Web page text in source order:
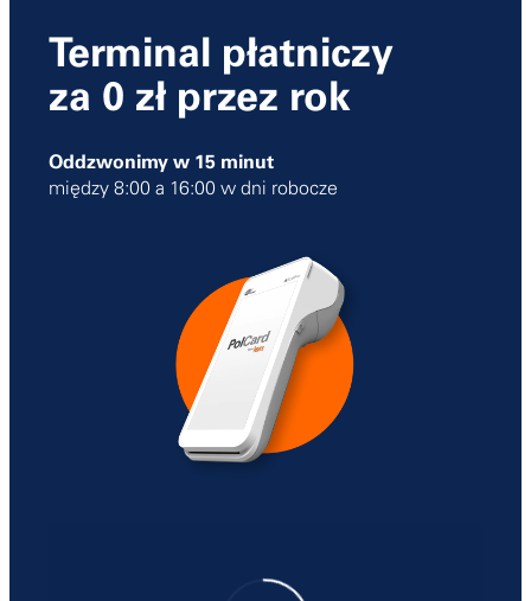
Terminal płatniczy
za 0 zł przez rok
Oddzwonimy w 15 minut
między 8:00 a 16:00 w dni robocze